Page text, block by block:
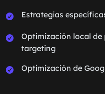
Estrategias
Optimización local de
targeting
Optimización de